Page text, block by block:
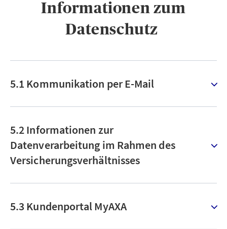
Informationen zum
Datenschutz ​
5.1 Kommunikation per E-Mail
5.2 Informationen zur
Datenverarbeitung im Rahmen des
Versicherungsverhältnisses
5.3 Kundenportal MyAXA